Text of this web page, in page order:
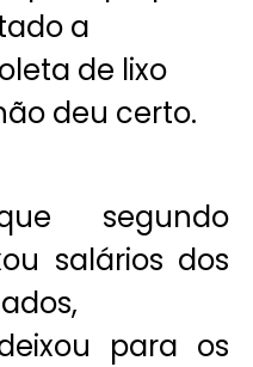
a
de lixo
deu certo.
segundo
salários dos
para os